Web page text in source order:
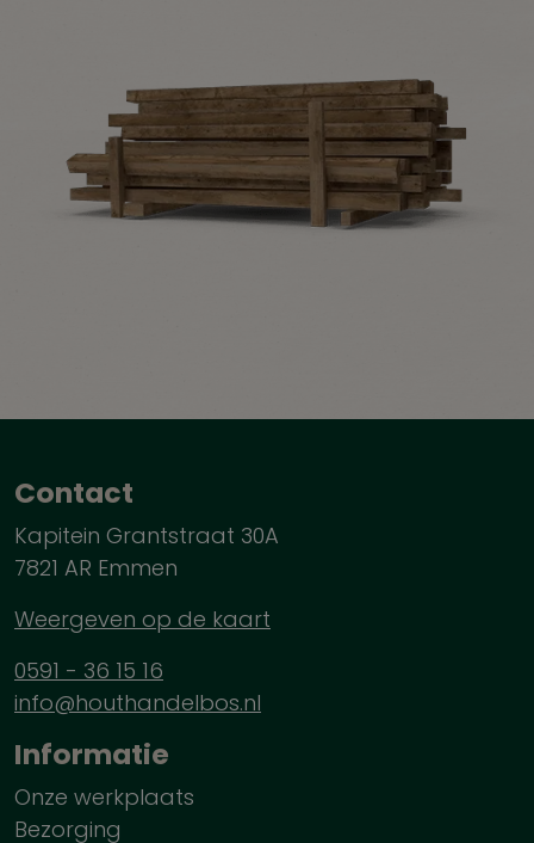
Contact
Kapitein Grantstraat 30A
7821 AR Emmen
Weergeven op de kaart
0591 - 36 15 16
info@houthandelbos.nl
Informatie
Onze werkplaats
Bezorging